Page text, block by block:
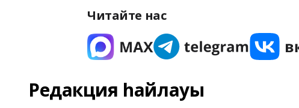
Читайте нас
Редакция һайлауы